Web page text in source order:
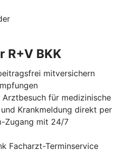
R+V BKK
mitversichern
für medizinische
Krankmeldung direkt per
Zugang mit 24/7
Facharzt-Terminservice